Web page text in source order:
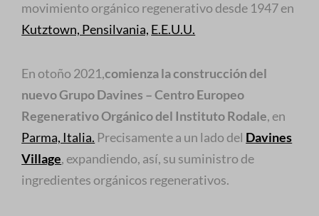
movimiento orgánico regenerativo desde 1947 en
Kutztown, Pensilvania, E.E.U.U.
En otoño 2021,comienza la construcción del
nuevo Grupo Davines – Centro Europeo
Regenerativo Orgánico del Instituto Rodale, en
Parma, Italia. Precisamente a un lado del Davines
Village, expandiendo, así, su suministro de
ingredientes orgánicos regenerativos.